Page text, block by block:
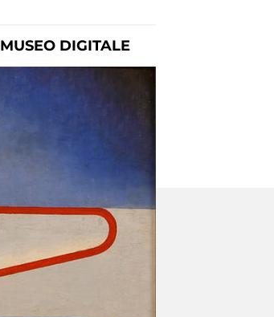
MUSEO DIGITALE